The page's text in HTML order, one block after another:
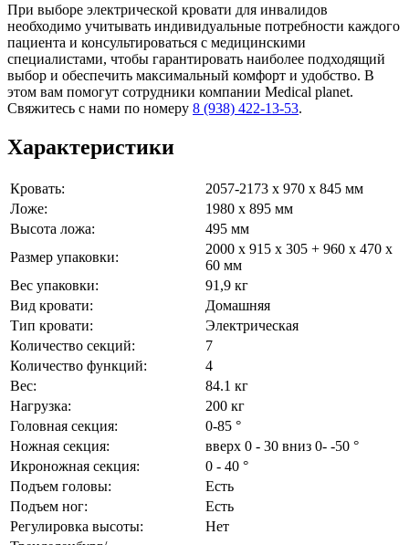
При выборе электрической кровати для инвалидов
необходимо учитывать индивидуальные потребности каждого
пациента и консультироваться с медицинскими
специалистами, чтобы гарантировать наиболее подходящий
выбор и обеспечить максимальный комфорт и удобство. В
этом вам помогут сотрудники компании Medical planet.
Свяжитесь с нами по номеру 8 (938) 422-13-53.
Характеристики
Кровать:
2057-2173 х 970 х 845 мм
Ложе:
1980 х 895 мм
Высота ложа:
495 мм
Размер упаковки:
2000 х 915 х 305 + 960 х 470 х
60 мм
Вес упаковки:
91,9 кг
Вид кровати:
Домашняя
Тип кровати:
Электрическая
Количество секций:
7
Количество функций:
4
Вес:
84.1 кг
Нагрузка:
200 кг
Головная секция:
0-85 °
Ножная секция:
вверх 0 - 30 вниз 0- -50 °
Икроножная секция:
0 - 40 °
Подъем головы:
Есть
Подъем ног:
Есть
Регулировка высоты:
Нет